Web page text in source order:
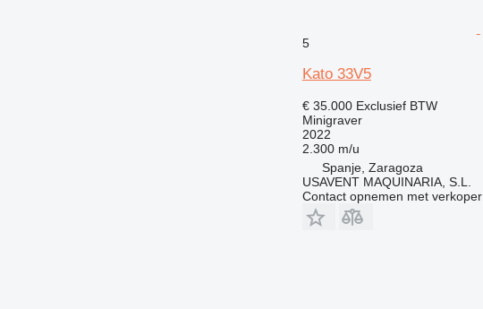
5
Kato 33V5
€ 35.000 Exclusief BTW
Minigraver
2022
2.300 m/u
Spanje, Zaragoza
USAVENT MAQUINARIA, S.L.
Contact opnemen met verkoper